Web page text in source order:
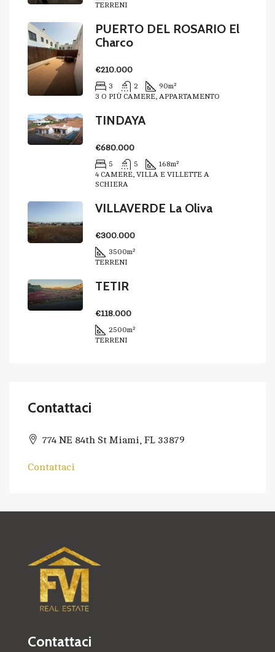
TERRENI
PUERTO DEL ROSARIO El
Charco
€210.000
3 2 90m²
3 O PIÙ CAMERE, APPARTAMENTO
TINDAYA
€680.000
5 5 168m²
4 CAMERE, VILLA E VILLETTE A
SCHIERA
VILLAVERDE La Oliva
€300.000
3500m²
TERRENI
TETIR
€118.000
2500m²
TERRENI
Contattaci
774 NE 84th St Miami, FL 33879
Contattaci
Contattaci